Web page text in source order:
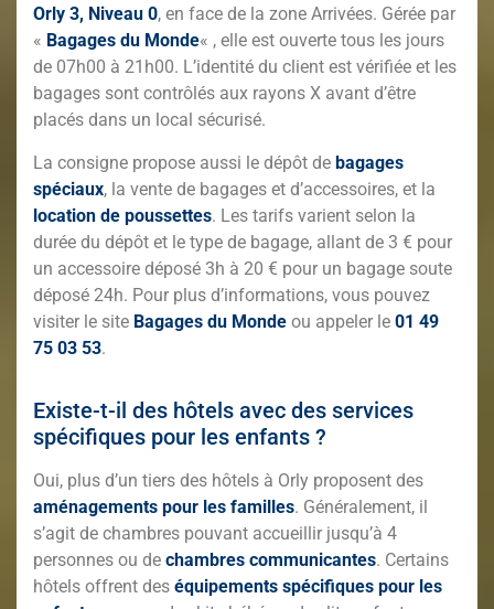
Orly 3, Niveau 0, en face de la zone Arrivées. Gérée par
« Bagages du Monde« , elle est ouverte tous les jours
de 07h00 à 21h00. L’identité du client est vérifiée et les
bagages sont contrôlés aux rayons X avant d’être
placés dans un local sécurisé.
La consigne propose aussi le dépôt de bagages
spéciaux, la vente de bagages et d’accessoires, et la
location de poussettes. Les tarifs varient selon la
durée du dépôt et le type de bagage, allant de 3 € pour
un accessoire déposé 3h à 20 € pour un bagage soute
déposé 24h. Pour plus d’informations, vous pouvez
visiter le site Bagages du Monde ou appeler le 01 49
75 03 53.
Existe-t-il des hôtels avec des services
spécifiques pour les enfants ?
Oui, plus d’un tiers des hôtels à Orly proposent des
aménagements pour les familles. Généralement, il
s’agit de chambres pouvant accueillir jusqu’à 4
personnes ou de chambres communicantes. Certains
hôtels offrent des équipements spécifiques pour les